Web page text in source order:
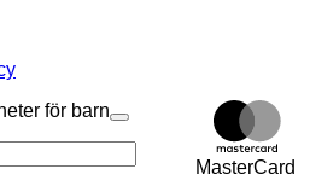
MasterCard
för barn